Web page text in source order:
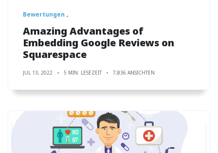
Bewertungen
Amazing Advantages of
Embedding Google Reviews on
Squarespace
JUL 13, 2022 5 MIN. LESEZEIT 7,836 ANSICHTEN